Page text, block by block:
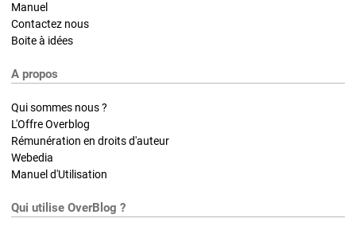
Manuel
Contactez nous
Boite à idées
A propos
Qui sommes nous ?
L'Offre Overblog
Rémunération en droits d'auteur
Webedia
Manuel d'Utilisation
Qui utilise OverBlog ?